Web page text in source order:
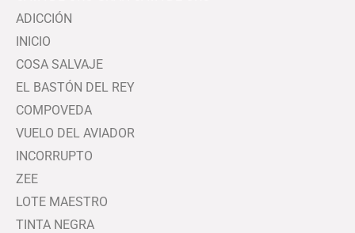
ADICCIÓN
INICIO
COSA SALVAJE
EL BASTÓN DEL REY
COMPOVEDA
VUELO DEL AVIADOR
INCORRUPTO
ZEE
LOTE MAESTRO
TINTA NEGRA